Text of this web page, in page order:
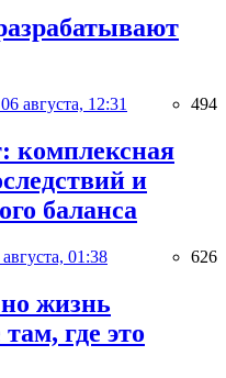
06 августа, 12:31 494
комплексная
и
баланса
01:38 626
жизнь
где это